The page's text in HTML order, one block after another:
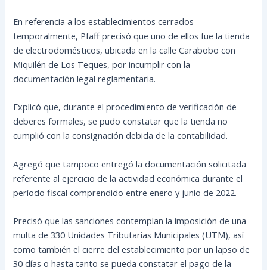
En referencia a los establecimientos cerrados
temporalmente, Pfaff precisó que uno de ellos fue la tienda
de electrodomésticos, ubicada en la calle Carabobo con
Miquilén de Los Teques, por incumplir con la
documentación legal reglamentaria.
Explicó que, durante el procedimiento de verificación de
deberes formales, se pudo constatar que la tienda no
cumplió con la consignación debida de la contabilidad.
Agregó que tampoco entregó la documentación solicitada
referente al ejercicio de la actividad económica durante el
período fiscal comprendido entre enero y junio de 2022.
Precisó que las sanciones contemplan la imposición de una
multa de 330 Unidades Tributarias Municipales (UTM), así
como también el cierre del establecimiento por un lapso de
30 días o hasta tanto se pueda constatar el pago de la